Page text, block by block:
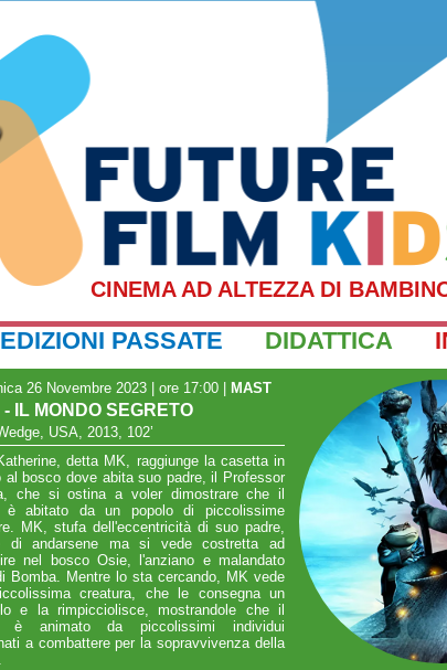
CINEMA AD ALTEZZA DI
EDIZIONI PASSATE DIDATTICA
26 Novembre 2023 | ore 17:00 MAST
- IL MONDO SEGRETO
USA, 2013, 102’
detta MK, raggiunge la casetta in
al bosco dove abita suo padre, il Professor
che si ostina a voler dimostrare che il
è abitato da un popolo di piccolissime
MK, stufa dell'eccentricità di suo padre,
di andarsene ma si vede costretta ad
nel bosco Osie, l'anziano e malandato
Bomba. Mentre lo sta cercando, MK vede
creatura, che le consegna un
e la rimpicciolisce, mostrandole che il
è animato da piccolissimi individui
a combattere per la sopravvivenza della